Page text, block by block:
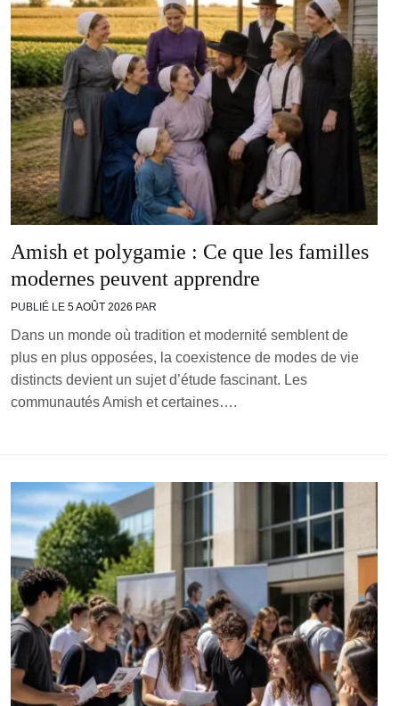
Amish et polygamie : Ce que les familles
modernes peuvent apprendre
PUBLIÉ LE 5 AOÛT 2026 PAR
Dans un monde où tradition et modernité semblent de
plus en plus opposées, la coexistence de modes de vie
distincts devient un sujet d’étude fascinant. Les
communautés Amish et certaines….